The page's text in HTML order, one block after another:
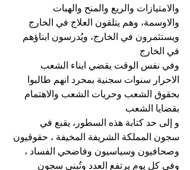
والامتيازات والريع والمنح والهبات
والاوسمة، وهم يتلقون العلاج في الخارج
ويستثمرون في الخارج، ويُدرسون ابناؤهم
في الخارج
وفي نفس الوقت يقضي ابناء الشعب
الاحرار سنوات سجنية بمحرد انهم طالبوا
بحقوق الشعب وحريات الشعب والاهتمام
بقضايا الشعب
و إلى حد كتابة هذه السطور، يقبع في
سجون المملكة الشريفة المخيفة ، حقوقيون
وصحافيون وسياسيون وفاضحي الفساد ،
وفي كل يوم يرتفع العدد وتُبنى سجون